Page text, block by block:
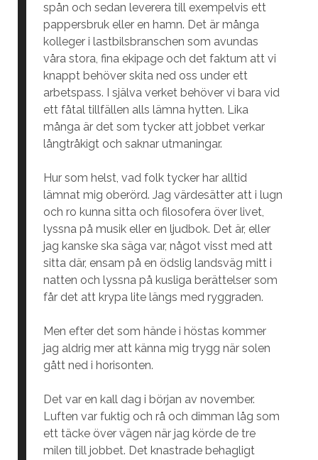
spån och sedan leverera till exempelvis ett
pappersbruk eller en hamn. Det är många
kolleger i lastbilsbranschen som avundas
våra stora, fina ekipage och det faktum att vi
knappt behöver skita ned oss under ett
arbetspass. I själva verket behöver vi bara vid
ett fåtal tillfällen alls lämna hytten. Lika
många är det som tycker att jobbet verkar
långtråkigt och saknar utmaningar.
Hur som helst, vad folk tycker har alltid
lämnat mig oberörd. Jag värdesätter att i lugn
och ro kunna sitta och filosofera över livet,
lyssna på musik eller en ljudbok. Det är, eller
jag kanske ska säga var, något visst med att
sitta där, ensam på en ödslig landsväg mitt i
natten och lyssna på kusliga berättelser som
får det att krypa lite längs med ryggraden.
Men efter det som hände i höstas kommer
jag aldrig mer att känna mig trygg när solen
gått ned i horisonten.
Det var en kall dag i början av november.
Luften var fuktig och rå och dimman låg som
ett täcke över vägen när jag körde de tre
milen till jobbet. Det knastrade behagligt